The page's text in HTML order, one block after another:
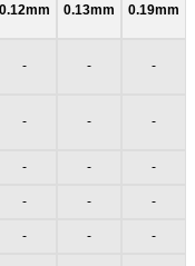
0.12mm 0.13mm 0.19mm
- - -
- - -
- - -
- - -
- - -